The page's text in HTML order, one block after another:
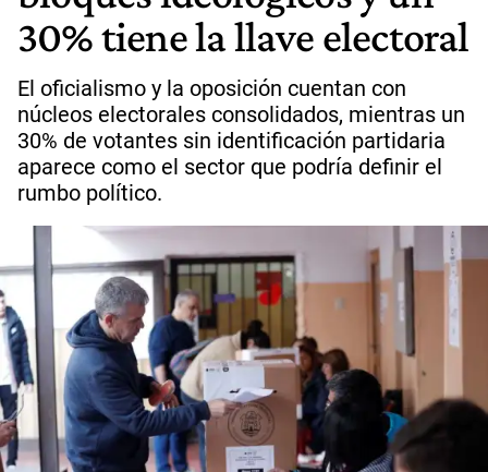
30% tiene la llave electoral
El oficialismo y la oposición cuentan con
núcleos electorales consolidados, mientras un
30% de votantes sin identificación partidaria
aparece como el sector que podría definir el
rumbo político.